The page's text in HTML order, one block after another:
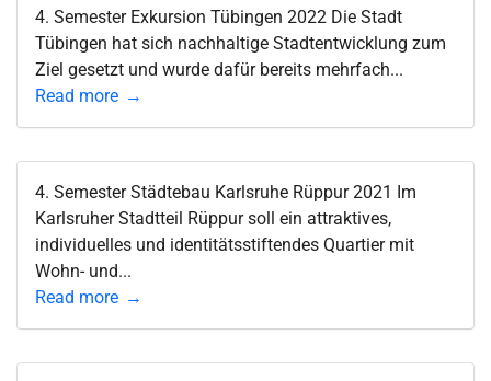
4. Semester Exkursion Tübingen 2022 Die Stadt
Tübingen hat sich nachhaltige Stadtentwicklung zum
Ziel gesetzt und wurde dafür bereits mehrfach...
Read more
4. Semester Städtebau Karlsruhe Rüppur 2021 Im
Karlsruher Stadtteil Rüppur soll ein attraktives,
individuelles und identitätsstiftendes Quartier mit
Wohn- und...
Read more